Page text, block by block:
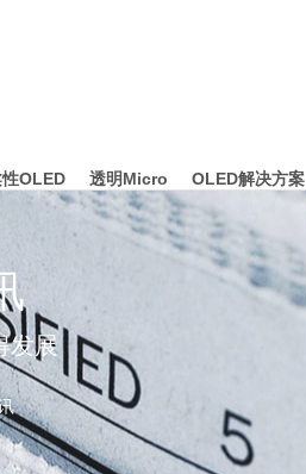
OLED 透明Micro OLED解决方案
发展